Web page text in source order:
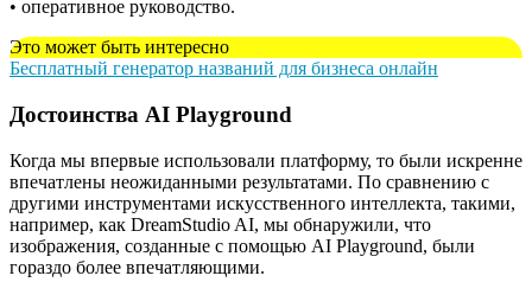
• оперативное руководство.
Это может быть интересно
Бесплатный генератор названий для бизнеса онлайн
Достоинства AI Playground
Когда мы впервые использовали платформу, то были искренне
впечатлены неожиданными результатами. По сравнению с
другими инструментами искусственного интеллекта, такими,
например, как DreamStudio AI, мы обнаружили, что
изображения, созданные с помощью AI Playground, были
гораздо более впечатляющими.